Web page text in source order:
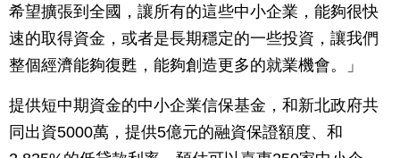
希望擴張到全國，讓所有的這些中小企業，能夠很快
速的取得資金，或者是長期穩定的一些投資，讓我們
整個經濟能夠復甦，能夠創造更多的就業機會。」
提供短中期資金的中小企業信保基金，和新北政府共
同出資5000萬，提供5億元的融資保證額度、和